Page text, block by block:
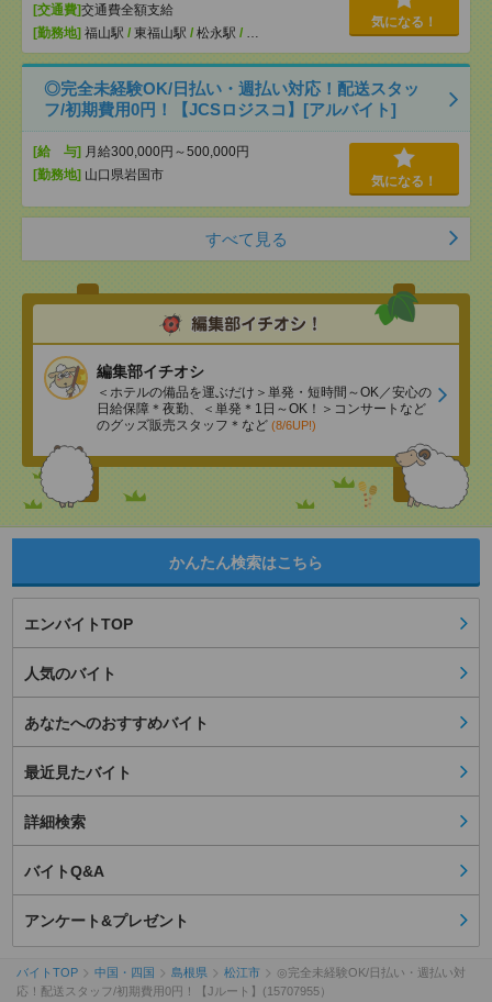
[交通費]交通費全額支給
[勤務地] 福山駅 / 東福山駅 / 松永駅 / …
気になる！
◎完全未経験OK/日払い・週払い対応！配送スタッ
フ/初期費用0円！【JCSロジスコ】[アルバイト]
[給 与] 月給300,000円～500,000円
[勤務地] 山口県岩国市 気になる！
すべて見る
編集部イチオシ
＜ホテルの備品を運ぶだけ＞単発・短時間～OK／安心の
日給保障＊夜勤、＜単発＊1日～OK！＞コンサートなど
のグッズ販売スタッフ＊など (8/6UP!)
かんたん検索はこちら
エンバイトTOP
人気のバイト
あなたへのおすすめバイト
最近見たバイト
詳細検索
バイトQ&A
アンケート&プレゼント
バイトTOP 中国・四国 島根県 松江市
◎完全未経験OK/日払い・週払い対
応！配送スタッフ/初期費用0円！【Jルート】(15707955）